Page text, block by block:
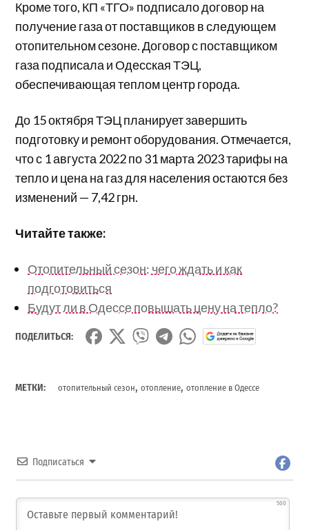
Кроме того, КП «ТГО» подписало договор на
получение газа от поставщиков в следующем
отопительном сезоне. Договор с поставщиком
газа подписала и Одесская ТЭЦ,
обеспечивающая теплом центр города.
До 15 октября ТЭЦ планирует завершить
подготовку и ремонт оборудования. Отмечается,
что с 1 августа 2022 по 31 марта 2023 тарифы на
тепло и цена на газ для населения остаются без
изменений — 7,42 грн.
Читайте также:
Отопительный сезон: чего ждать и как
подготовиться
Будут ли в Одессе повышать цену на тепло?
ПОДЕЛИТЬСЯ:
МЕТКИ: отопительный сезон,отопление,отопление в Одессе
Подписаться
500